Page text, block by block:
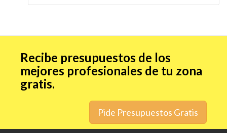
Recibe presupuestos de los
mejores profesionales de tu zona
gratis.
Pide Presupuestos Gratis